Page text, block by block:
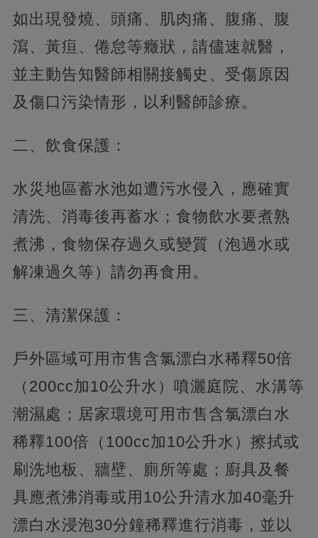
如出現發燒、頭痛、肌肉痛、腹痛、腹
瀉、黃疸、倦怠等癥狀，請儘速就醫，
並主動告知醫師相關接觸史、受傷原因
及傷口污染情形，以利醫師診療。
二、飲食保護：
水災地區蓄水池如遭污水侵入，應確實
清洗、消毒後再蓄水；食物飲水要煮熟
煮沸，食物保存過久或變質（泡過水或
解凍過久等）請勿再食用。
三、清潔保護：
戶外區域可用市售含氯漂白水稀釋50倍
（200cc加10公升水）噴灑庭院、水溝等
潮濕處；居家環境可用市售含氯漂白水
稀釋100倍（100cc加10公升水）擦拭或
刷洗地板、牆壁、廁所等處；廚具及餐
具應煮沸消毒或用10公升清水加40毫升
漂白水浸泡30分鐘稀釋進行消毒，並以